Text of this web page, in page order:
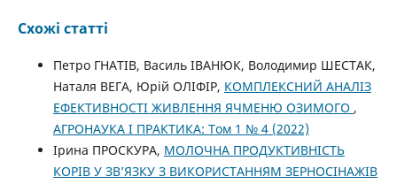
Схожі статті
Петро ГНАТІВ, Василь ІВАНЮК, Володимир ШЕСТАК,
Наталя ВЕГА, Юрій ОЛІФІР, КОМПЛЕКСНИЙ АНАЛІЗ
ЕФЕКТИВНОСТІ ЖИВЛЕННЯ ЯЧМЕНЮ ОЗИМОГО ,
АГРОНАУКА І ПРАКТИКА: Том 1 № 4 (2022)
Ірина ПРОСКУРА, МОЛОЧНА ПРОДУКТИВНІСТЬ
КОРІВ У ЗВ’ЯЗКУ З ВИКОРИСТАННЯМ ЗЕРНОСІНАЖІВ